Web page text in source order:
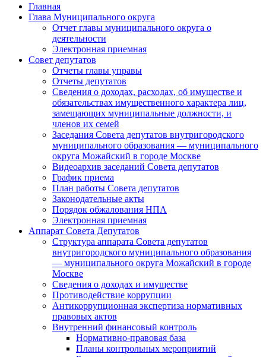
Главная
Глава Муниципального округа
Отчет главы муниципального округа о
деятельности
Электронная приемная
Совет депутатов
Отчеты главы управы
Отчеты депутатов
Сведения о доходах, расходах, об имуществе и
обязательствах имущественного характера лиц,
замещающих муниципальные должности, и
членов их семей
Заседания Совета депутатов внутригородского
муниципального образования — муниципального
округа Можайский в городе Москве
Видеоархив заседаний Совета депутатов
График приема
План работы Совета депутатов
Законодательные акты
Порядок обжалования НПА
Электронная приемная
Аппарат Совета Депутатов
Структура аппарата Совета депутатов
внутригородского муниципального образования
— муниципального округа Можайский в городе
Москве
Сведения о доходах и имуществе
Противодействие коррупции
Антикоррупционная экспертиза нормативных
правовых актов
Внутренний финансовый контроль
Нормативно-правовая база
Планы контрольных мероприятий